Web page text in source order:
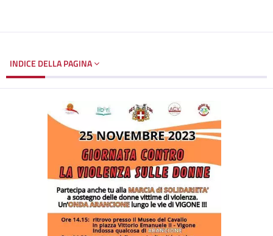
INDICE DELLA PAGINA